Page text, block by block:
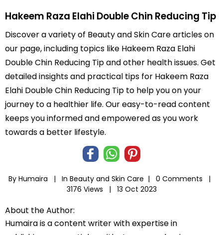
Hakeem Raza Elahi Double Chin Reducing Tip
Discover a variety of Beauty and Skin Care articles on
our page, including topics like Hakeem Raza Elahi
Double Chin Reducing Tip and other health issues. Get
detailed insights and practical tips for Hakeem Raza
Elahi Double Chin Reducing Tip to help you on your
journey to a healthier life. Our easy-to-read content
keeps you informed and empowered as you work
towards a better lifestyle.
By Humaira | In Beauty and Skin Care |
0 Comments |
3176 Views |
13 Oct 2023
About the Author:
Humaira is a content writer with expertise in